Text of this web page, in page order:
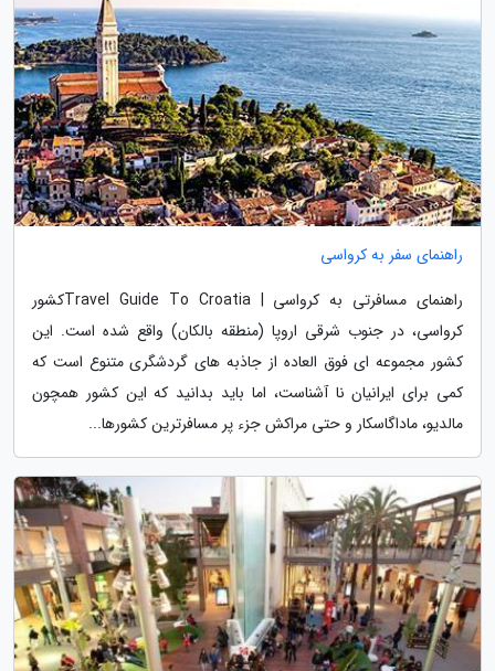
راهنمای سفر به کرواسی
راهنمای مسافرتی به کرواسی | Travel Guide To Croatiaکشور
کرواسی، در جنوب شرقی اروپا (منطقه بالکان) واقع شده است. این
کشور مجموعه ای فوق العاده از جاذبه های گردشگری متنوع است که
کمی برای ایرانیان نا آشناست، اما باید بدانید که این کشور همچون
مالدیو، ماداگاسکار و حتی مراکش جزء پر مسافرترین کشورها...